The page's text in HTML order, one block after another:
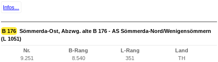
Infos...
B 176 Sömmerda-Ost, Abzwg. alte B 176 - AS Sömmerda-Nord/Wenigensömmern
(L 1051)
Nr.
9.251
B-Rang
8.540
L-Rang
351
Land
TH